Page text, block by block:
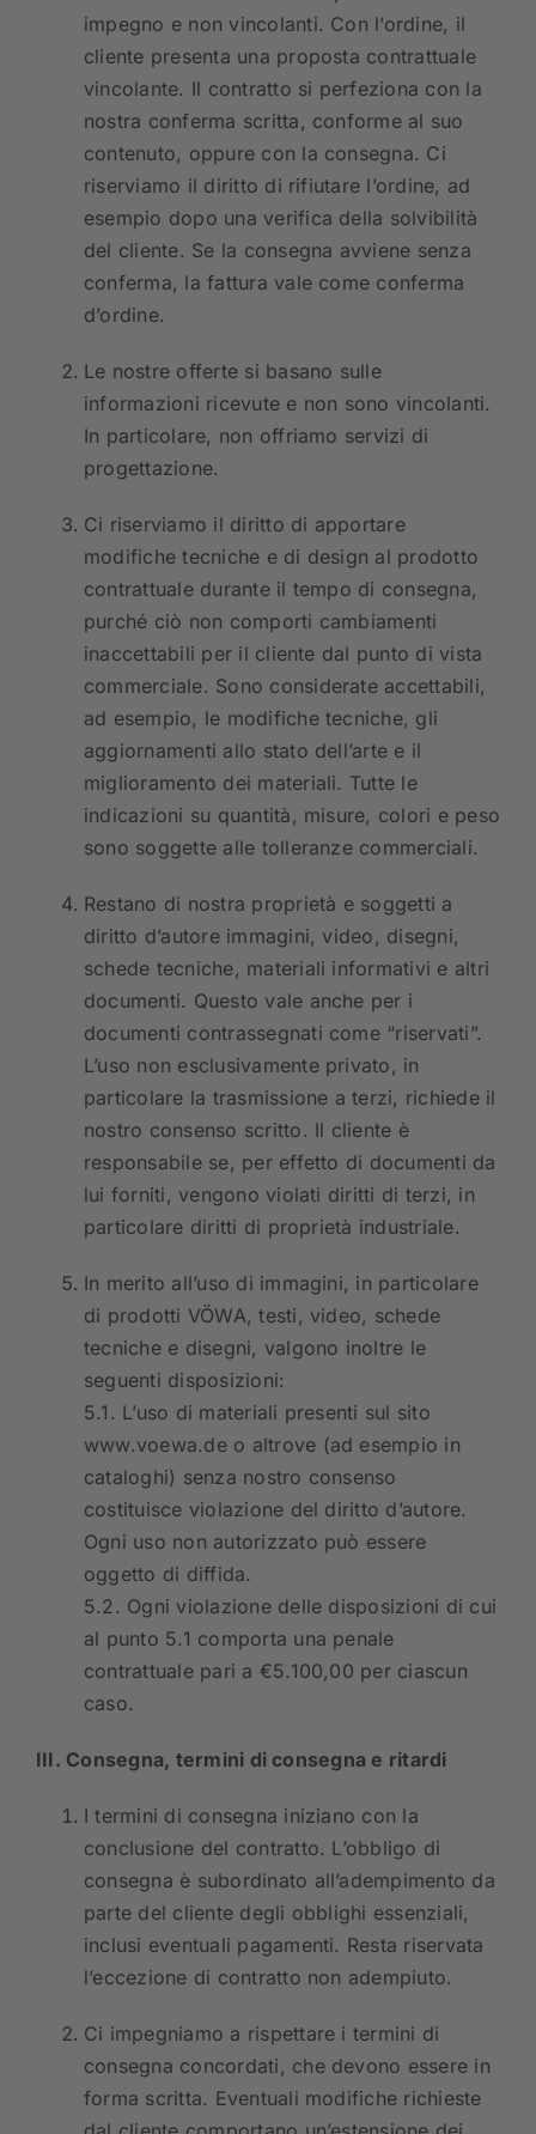
impegno e non vincolanti. Con l’ordine, il
cliente presenta una proposta contrattuale
vincolante. Il contratto si perfeziona con la
nostra conferma scritta, conforme al suo
contenuto, oppure con la consegna. Ci
riserviamo il diritto di rifiutare l’ordine, ad
esempio dopo una verifica della solvibilità
del cliente. Se la consegna avviene senza
conferma, la fattura vale come conferma
d’ordine.
Le nostre offerte si basano sulle
informazioni ricevute e non sono vincolanti.
In particolare, non offriamo servizi di
progettazione.
Ci riserviamo il diritto di apportare
modifiche tecniche e di design al prodotto
contrattuale durante il tempo di consegna,
purché ciò non comporti cambiamenti
inaccettabili per il cliente dal punto di vista
commerciale. Sono considerate accettabili,
ad esempio, le modifiche tecniche, gli
aggiornamenti allo stato dell’arte e il
miglioramento dei materiali. Tutte le
indicazioni su quantità, misure, colori e peso
sono soggette alle tolleranze commerciali.
Restano di nostra proprietà e soggetti a
diritto d’autore immagini, video, disegni,
schede tecniche, materiali informativi e altri
documenti. Questo vale anche per i
documenti contrassegnati come “riservati”.
L’uso non esclusivamente privato, in
particolare la trasmissione a terzi, richiede il
nostro consenso scritto. Il cliente è
responsabile se, per effetto di documenti da
lui forniti, vengono violati diritti di terzi, in
particolare diritti di proprietà industriale.
In merito all’uso di immagini, in particolare
di prodotti VÖWA, testi, video, schede
tecniche e disegni, valgono inoltre le
seguenti disposizioni:
5.1. L’uso di materiali presenti sul sito
www.voewa.deo altrove (ad esempio in
cataloghi) senza nostro consenso
costituisce violazione del diritto d’autore.
Ogni uso non autorizzato può essere
oggetto di diffida.
5.2. Ogni violazione delle disposizioni di cui
al punto 5.1 comporta una penale
contrattuale pari a €5.100,00 per ciascun
caso.
III. Consegna, termini di consegna e ritardi
I termini di consegna iniziano con la
conclusione del contratto. L’obbligo di
consegna è subordinato all’adempimento da
parte del cliente degli obblighi essenziali,
inclusi eventuali pagamenti. Resta riservata
l’eccezione di contratto non adempiuto.
Ci impegniamo a rispettare i termini di
consegna concordati, che devono essere in
forma scritta. Eventuali modifiche richieste